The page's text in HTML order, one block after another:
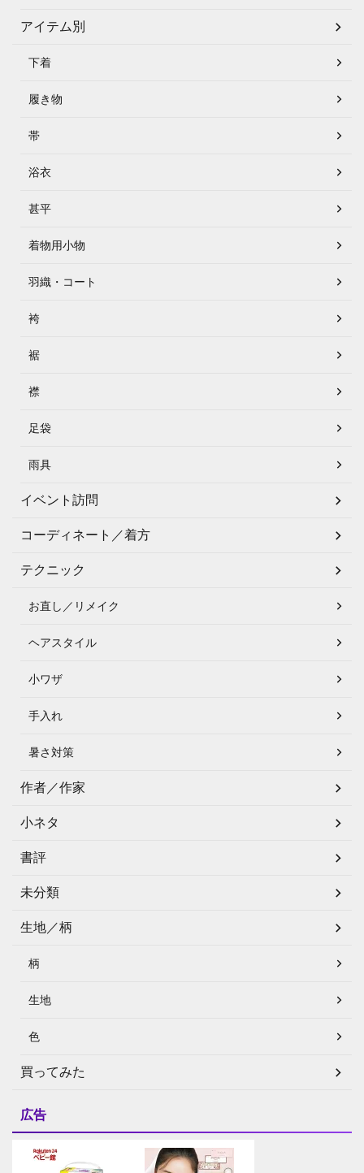
アイテム別
下着
履き物
帯
浴衣
甚平
着物用小物
羽織・コート
袴
裾
襟
足袋
雨具
イベント訪問
コーディネート／着方
テクニック
お直し／リメイク
ヘアスタイル
小ワザ
手入れ
暑さ対策
作者／作家
小ネタ
書評
未分類
生地／柄
柄
生地
色
買ってみた
広告